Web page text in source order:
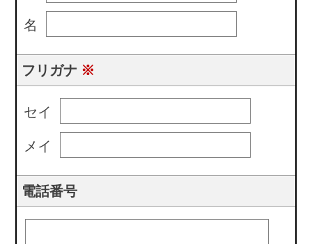
名
フリガナ ※
セイ
メイ
電話番号